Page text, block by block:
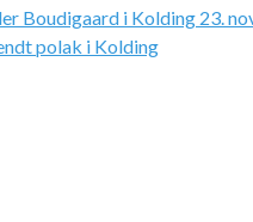
Boudigaard i Kolding 23.
polak i Kolding